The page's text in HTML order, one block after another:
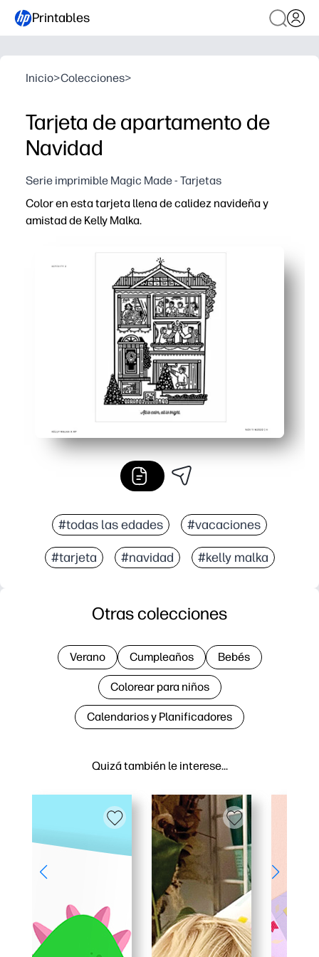
Printables
Inicio>Colecciones>
Tarjeta de apartamento de
Navidad
Serie imprimible Magic Made - Tarjetas
Color en esta tarjeta llena de calidez navideña y
amistad de Kelly Malka.
Imprima, coloree y pliegue en minutos: sin
Mantiene a los niños felizmente comprometidos
Crea una tarjeta sincera y única que puedes regalar o
Funciona con papel de carta estándar y cualquier
#todas las edades #vacaciones
#tarjeta #navidad #kelly malka
Quizá también le interese…
Otras colecciones
Verano Cumpleaños Bebés
Colorear para niños
Calendarios y Planificadores